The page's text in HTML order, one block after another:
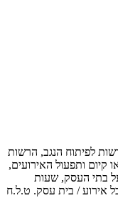
לפיתוח הנגב, הרשות
קיום ותפעול האירועים,
בתי העסק, שעות
אירוע / בית עסק. ט.ל.ח